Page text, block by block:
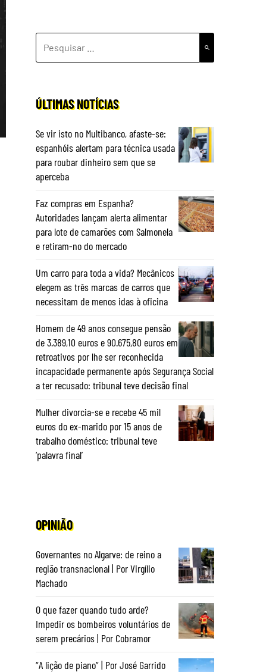
POR:
ÚLTIMAS NOTÍCIAS
Se vir isto no Multibanco, afaste-se:
espanhóis alertam para técnica usada
para roubar dinheiro sem que se
aperceba
Faz compras em Espanha?
Autoridades lançam alerta alimentar
para lote de camarões com Salmonela
e retiram-no do mercado
Um carro para toda a vida? Mecânicos
elegem as três marcas de carros que
necessitam de menos idas à oficina
Homem de 49 anos consegue pensão
de 3.389,10 euros e 90.675,80 euros em
retroativos por lhe ser reconhecida
incapacidade permanente após Segurança Social
a ter recusado: tribunal teve decisão final
Mulher divorcia-se e recebe 45 mil
euros do ex-marido por 15 anos de
trabalho doméstico: tribunal teve
‘palavra final’
OPINIÃO
Governantes no Algarve: de reino a
região transnacional | Por Virgílio
Machado
O que fazer quando tudo arde?
Impedir os bombeiros voluntários de
serem precários | Por Cobramor
“A lição de piano” | Por José Garrido